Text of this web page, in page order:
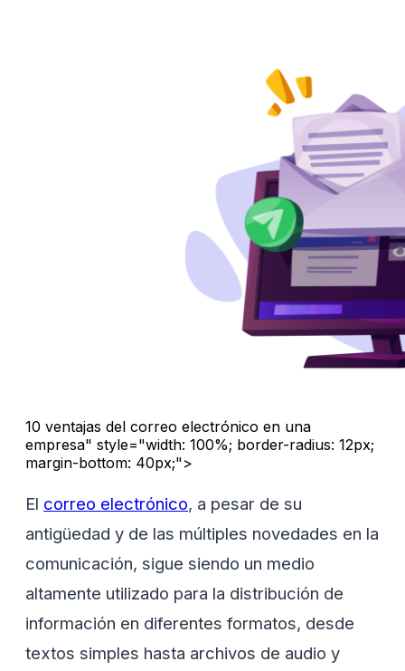
10 ventajas del correo electrónico en una
empresa" style="width: 100%; border-radius: 12px;
margin-bottom: 40px;">
El correo electrónico, a pesar de su
antigüedad y de las múltiples novedades en la
comunicación, sigue siendo un medio
altamente utilizado para la distribución de
información en diferentes formatos, desde
textos simples hasta archivos de audio y